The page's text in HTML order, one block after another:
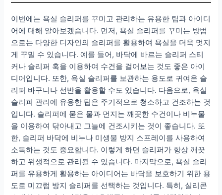
이번에는 욕실 슬리퍼를 꾸미고 관리하는 유용한 팁과 아이디
어에 대해 알아보겠습니다. 먼저, 욕실 슬리퍼를 꾸미는 방법
으로는 다양한 디자인의 슬리퍼를 활용하여 욕실을 더욱 멋지
게 꾸밀 수 있습니다. 예를 들어, 바닥에 바르는 슬리퍼 스티
커나 슬리퍼 훅을 이용하여 수건을 걸어보는 것도 좋은 아이
디어입니다. 또한, 욕실 슬리퍼를 보관하는 용도로 귀여운 슬
리퍼 바구니나 선반을 활용할 수도 있습니다. 다음으로, 욕실
슬리퍼 관리에 유용한 팁은 주기적으로 청소하고 건조하는 것
입니다. 슬리퍼에 묻은 물과 먼지는 깨끗한 수건이나 비누물
을 이용하여 닦아내고 그늘에 건조시키는 것이 좋습니다. 또
한, 슬리퍼 바닥에 비누나 미생물 방지 스프레이를 사용하여
소독하는 것도 중요합니다. 이렇게 하면 슬리퍼가 항상 깨끗
하고 위생적으로 관리될 수 있습니다. 마지막으로, 욕실 슬리
퍼를 유용하게 활용하는 아이디어는 바닥을 보호하기 위한 용
도로 미끄럼 방지 슬리퍼를 선택하는 것입니다. 특히, 실리콘